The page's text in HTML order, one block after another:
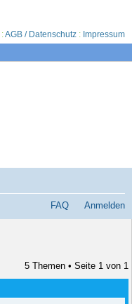
:AGB / Datenschutz : Impressum
FAQ Anmelden
5 Themen • Seite 1 von 1